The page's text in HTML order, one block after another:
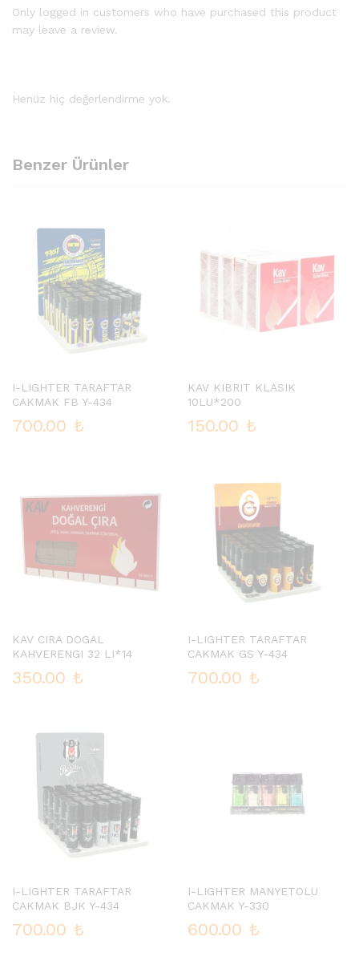
Only logged in customers who have purchased this product
may leave a review.
Henüz hiç değerlendirme yok.
Benzer Ürünler
I-LIGHTER TARAFTAR
CAKMAK FB Y-434
700.00 ₺
KAV KIBRIT KLASIK
10LU*200
150.00 ₺
KAV CIRA DOGAL
KAHVERENGI 32 LI*14
350.00 ₺
I-LIGHTER TARAFTAR
CAKMAK GS Y-434
700.00 ₺
I-LIGHTER TARAFTAR
CAKMAK BJK Y-434
700.00 ₺
I-LIGHTER MANYETOLU
CAKMAK Y-330
600.00 ₺